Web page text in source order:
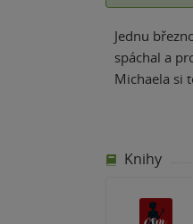
Jednu
spáchal a
Michaela si
Knihy